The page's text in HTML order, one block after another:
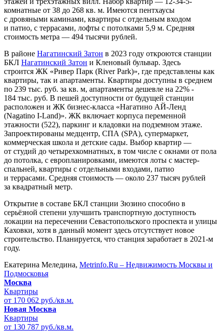
комнатные от 38 до 268 кв. м. Имеются пентхаусы
с дровяными каминами, квартиры с отдельным входом
и патио, с террасами, лофты с потолками 5,9 м. Средняя
стоимость метра — 494 тысячи рублей.
В районе Нагатинский Затон в 2023 году откроются станции
БКЛ Нагатинский Затон и Кленовый бульвар. Здесь
строится ЖК «Ривер Парк (River Park)», где представлены как
квартиры, так и апартаменты. Квартиры доступны в среднем
по 239 тыс. руб. за кв. м, апартаменты дешевле на 22% -
184 тыс. руб. В пешей доступности от будущей станции
расположен и ЖК бизнес-класса «Нагатино АЙ-Ленд
(Nagatino I-Land)». ЖК включает корпуса переменной
этажности (522), паркинг и кладовки на подземном этаже.
Запроектированы медцентр, СПА (SPA), супермаркет,
коммерческая школа и детские сады. Выбор квартир —
от студий до четырехкомнатных, в том числе с окнами от пола
до потолка, с европланировками, имеются лоты с мастер-
спальней, квартиры с отдельными входами, патио
и террасами. Средняя стоимость — около 237 тысяч рублей
за квадратный метр.
Открытие в составе БКЛ станции Зюзино способно в
серьёзной степени улучшить транспортную доступность
локации на пересечении Севастопольского проспекта и улицы
Каховки, хотя в данный момент здесь отсутствует новое
строительство. Планируется, что станция заработает в 2021-м
году.
Екатерина Меледина, Metrinfo.Ru – Недвижимость Москвы и
Подмосковья
Москва
Квартиры
от 170 062 руб./кв.м.
Новая Москва
Квартиры
от 130 787 руб./кв.м.